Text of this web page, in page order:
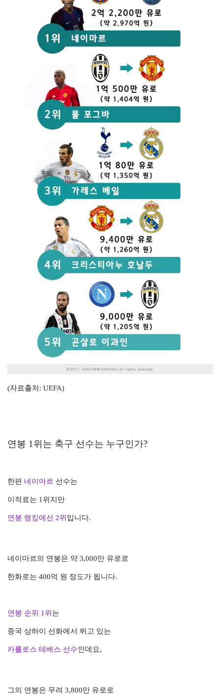
(자료출처: UEFA)
연봉 1위는 축구 선수는 누구인가?
한편 네이마르 선수는
이적료는 1위지만
연봉 랭킹에선 2위 입니다.
네이마르의 연봉은 약 3,000만 유로로
한화로는 400억 원 정도가 됩니다.
연봉 순위 1위 는
중국 상하이 선화에서 뛰고 있는
카를로스 테베스 선수인데요,
그의 연봉은 무려 3,800만 유로로